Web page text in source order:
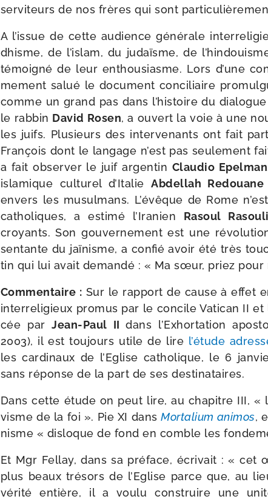
ser­vi­teurs de nos frères qui sont
A l’issue de cette audience géné­rale
dhisme, de l’islam, du judaïsme, de
témoi­gné de leur enthou­siasme. Lors d’une
me­ment salué le docu­ment conci­liaire
comme un grand pas dans l’histoire du
le rab­bin David Rosen, a ouvert la voie à une
les juifs. Plusieurs des inter­ve­nants ont fait
François dont le lan­gage n’est pas seule­ment
a fait obser­ver le juif argen­tin Claudio Epelman
isla­mique cultu­rel d’ItalieAbdellah Redouane
envers les musul­mans. L’évêque de Rome
catho­liques, a esti­mé l’Iranien Rasoul
croyants. Son gou­ver­ne­ment est une
sen­tante du jaï­nisme, a confié avoir été très
tin qui lui avait deman­dé : « Ma sœur, priez pour
Commentaire : Sur le rap­port de cause à effet
inter­re­li­gieux pro­mus par le concile Vatican II
cée parJean-​Paul IIdans l’Exhortation
2003), il est tou­jours utile de lire l’étude
les car­di­naux de l’Eglise catho­lique, le 6
sans réponse de la part de ses destinataires.
Dans cette étude on peut lire, au cha­pitre III,
visme de la foi ». Pie XI dansMortalium ani­mos,
nisme « dis­loque de fond en comble les
Et Mgr Fellay, dans sa pré­face, écri­vait : «
plus beaux tré­sors de l’Eglise parce que, au
véri­té entière, il a vou­lu construire une